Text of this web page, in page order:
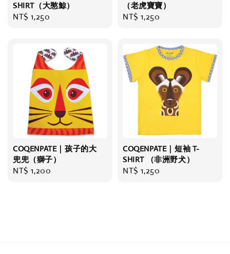
SHIRT（大憨鯨）
Regular
NT$ 1,250
（老虎寶寶）
Regular
NT$ 1,250
COQENPATE｜孩子的大
兜兜（獅子）
Regular
NT$ 1,200
COQENPATE｜短袖 T-
SHIRT （非洲野犬）
Regular
NT$ 1,250